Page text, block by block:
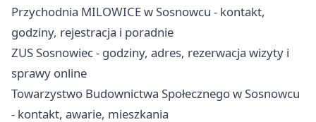
Przychodnia MILOWICE w Sosnowcu - kontakt,
godziny, rejestracja i poradnie
ZUS Sosnowiec - godziny, adres, rezerwacja wizyty i
sprawy online
Towarzystwo Budownictwa Społecznego w Sosnowcu
- kontakt, awarie, mieszkania